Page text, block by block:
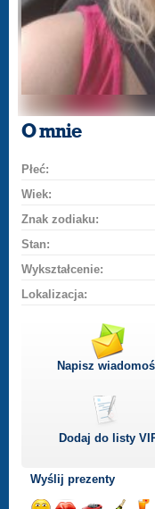
O mnie
Płeć:
Wiek:
Znak zodiaku:
Stan:
Wykształcenie:
Lokalizacja:
Napisz
Dodaj do listy
Wyślij prezenty